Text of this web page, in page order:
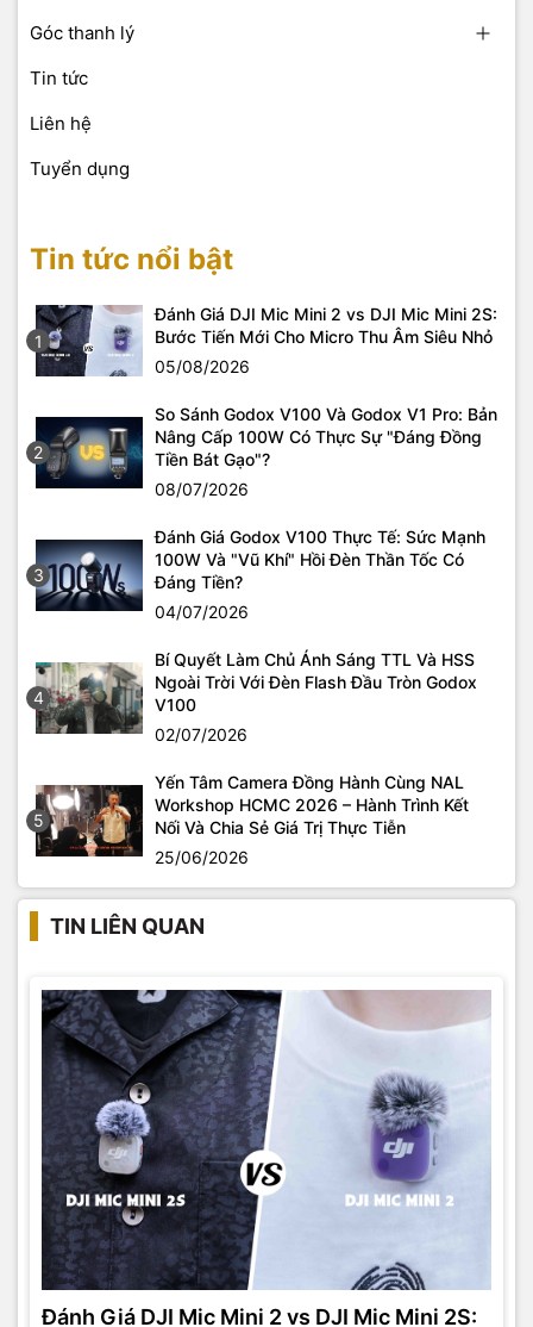
Góc thanh lý
Tin tức
Liên hệ
Tuyển dụng
Tin tức nổi bật
1
Đánh Giá DJI Mic Mini 2 vs DJI Mic Mini 2S:
Bước Tiến Mới Cho Micro Thu Âm Siêu Nhỏ
05/08/2026
2
So Sánh Godox V100 Và Godox V1 Pro: Bản
Nâng Cấp 100W Có Thực Sự "Đáng Đồng
Tiền Bát Gạo"?
08/07/2026
3
Đánh Giá Godox V100 Thực Tế: Sức Mạnh
100W Và "Vũ Khí" Hồi Đèn Thần Tốc Có
Đáng Tiền?
04/07/2026
4
Bí Quyết Làm Chủ Ánh Sáng TTL Và HSS
Ngoài Trời Với Đèn Flash Đầu Tròn Godox
V100
02/07/2026
5
Yến Tâm Camera Đồng Hành Cùng NAL
Workshop HCMC 2026 – Hành Trình Kết
Nối Và Chia Sẻ Giá Trị Thực Tiễn
25/06/2026
TIN LIÊN QUAN
Đánh Giá DJI Mic Mini 2 vs DJI Mic Mini 2S: